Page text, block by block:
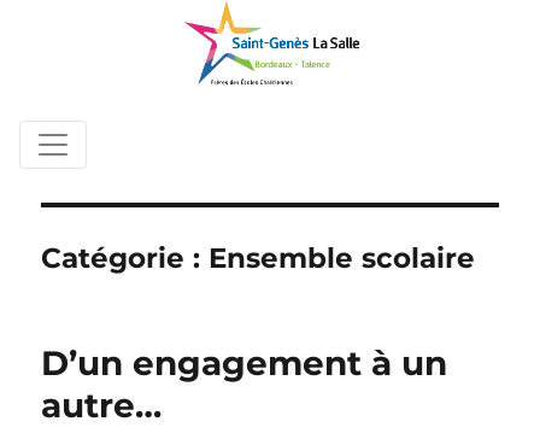
Catégorie : Ensemble scolaire
D’un engagement à un
autre…